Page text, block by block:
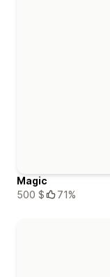
Magic
500 $
71%